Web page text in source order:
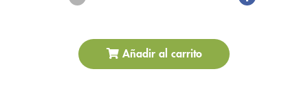
Añadir al carrito